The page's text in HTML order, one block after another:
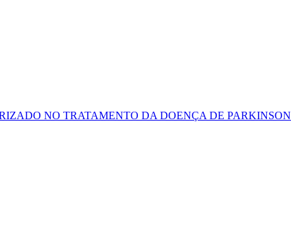
NO TRATAMENTO DA DOENÇA DE PARKINSON